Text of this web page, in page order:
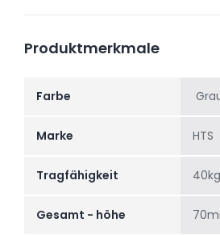
Produktmerkmale
Farbe
Marke HTS
Tragfähigkeit 40kg
Gesamt - höhe